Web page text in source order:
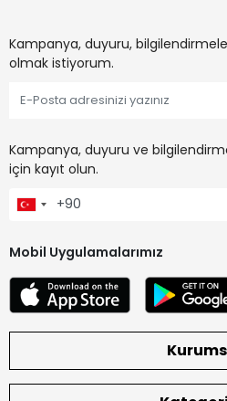
Kampanya, duyuru,
olmak istiyorum.
Kampanya, duyuru ve
için kayıt olun.
Mobil Uygulamalarımız